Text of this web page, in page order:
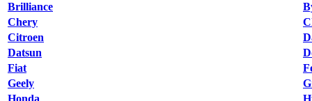
Brilliance
Chery
Citroen
Datsun
Fiat
Geely
Honda